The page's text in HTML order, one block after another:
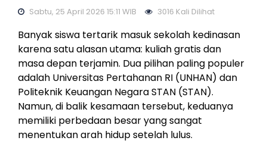
Sabtu, 25 April 2026 15:11 WIB 3016 Kali Dilihat
Banyak siswa tertarik masuk sekolah kedinasan
karena satu alasan utama: kuliah gratis dan
masa depan terjamin. Dua pilihan paling populer
adalah Universitas Pertahanan RI (UNHAN) dan
Politeknik Keuangan Negara STAN (STAN).
Namun, di balik kesamaan tersebut, keduanya
memiliki perbedaan besar yang sangat
menentukan arah hidup setelah lulus.